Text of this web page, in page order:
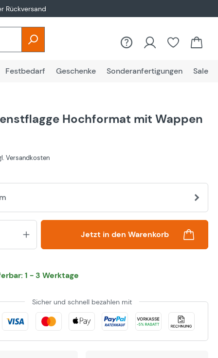
Rückversand
Festbedarf Geschenke Sonderanfertigungen Sale
Hochformat mit Wappen
Versandkosten
Produkt Anzahl: Gib den
Jetzt in den Warenkorb
1 - 3 Werktage
Sicher und schnell bezahlen mit